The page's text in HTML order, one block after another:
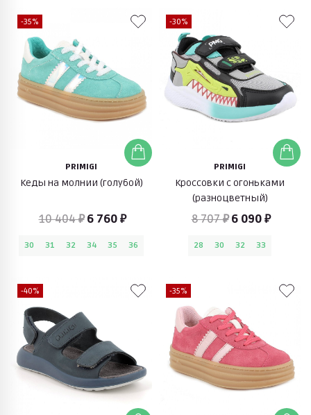
-35%
PRIMIGI
Кеды на молнии (голубой)
10 404 ₽ 6 760 ₽
30 31 32 34 35 36
-30%
PRIMIGI
Кроссовки с огоньками
(разноцветный)
8 707 ₽ 6 090 ₽
28 30 32 33
-40% -35%